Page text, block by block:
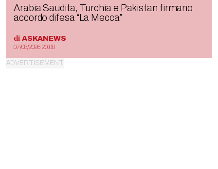
Arabia Saudita, Turchia e Pakistan firmano
accordo difesa “La Mecca”
di ASKANEWS
07/08/2026 20:00